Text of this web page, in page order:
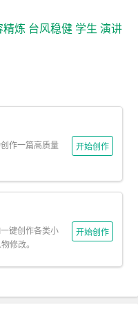
晰，层层递进，可采用
随你的思路一步步深
、“另一方面”，可以帮
力
够增强演讲的感染力。
，运用比喻、排比、对
。同时，注意语速和
语速，通过抑扬顿挫的
此外，适当融入幽默元
精炼 台风稳健 学生 演讲
作一篇高质量
开始创作
键创作各类小
修改。
开始创作